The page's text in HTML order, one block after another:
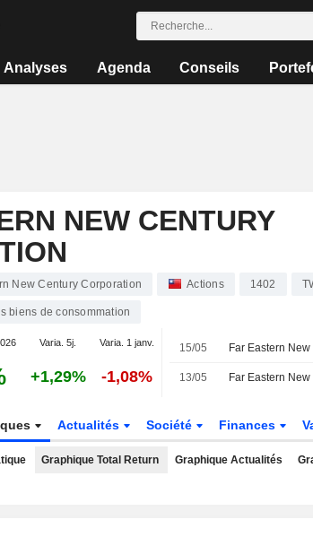
Analyses Agenda Conseils
NEW CENTURY
New Century Corporation Actions 1402
biens de consommation
Varia. 5j. Varia. 1 janv.
+1,29% -1,08%
15/05
13/05
Actualités Société Finances
Graphique Total Return Graphique Actualités